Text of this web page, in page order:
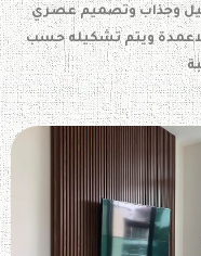
وجذاب وتصميم عصري
ويتم تشكيله حسب